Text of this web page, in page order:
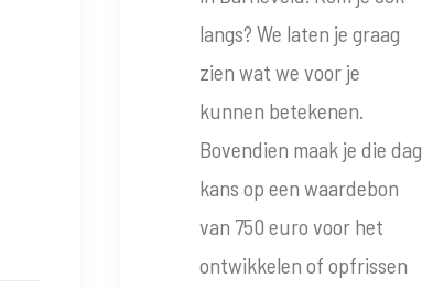
langs? We laten je graag
zien wat we voor je
kunnen betekenen.
Bovendien maak je die dag
kans op een waardebon
van 750 euro voor het
ontwikkelen of opfrissen